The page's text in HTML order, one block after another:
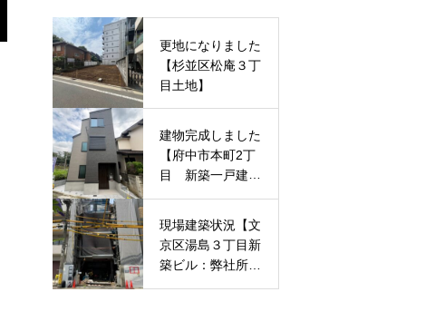
更地になりました
【杉並区松庵３丁
目土地】
建物完成しました
【府中市本町2丁
目 新築一戸建
現場建築状況【文
京区湯島３丁目新
築ビル：弊社所